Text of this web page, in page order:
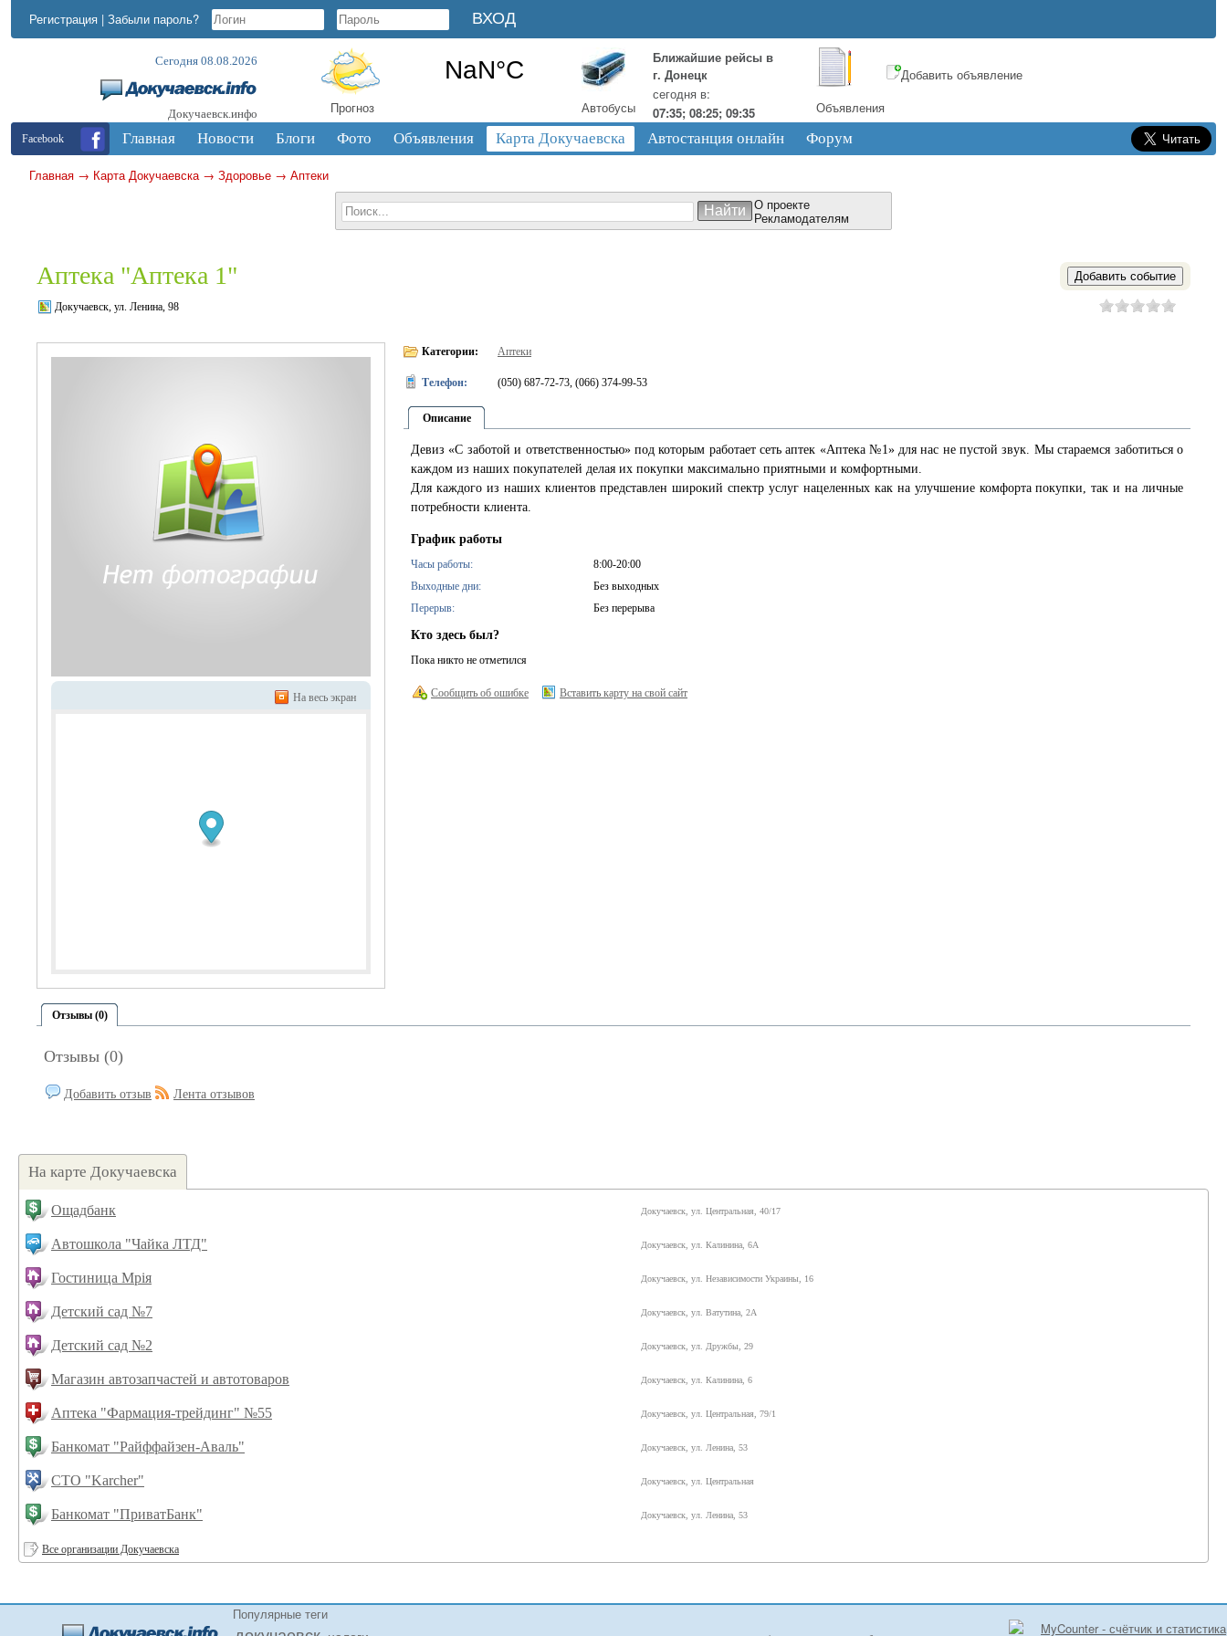
Регистрация | Забыли пароль?
Сегодня 08.08.2026
Докучаевск.инфо Прогноз Автобусы
Ближайшие рейсы в
г. Донецк
сегодня в:
07:35; 08:25; 09:35
Объявления
Добавить объявление
Facebook Главная Новости Блоги Фото Объявления Карта Докучаевска Автостанция онлайн Форум
Главная → Карта Докучаевска→ Здоровье → Аптеки
О проекте
Рекламодателям
Аптека "Аптека 1"
Докучаевск, ул. Ленина, 98
На весь экран
Категории: Аптеки
Телефон: (050) 687-72-73, (066) 374-99-53
Описание
Девиз «С заботой и ответственностью» под которым работает сеть аптек «Аптека №1» для нас не пустой звук. Мы стараемся заботиться о
каждом из наших покупателей делая их покупки максимально приятными и комфортными.
Для каждого из наших клиентов представлен широкий спектр услуг нацеленных как на улучшение комфорта покупки, так и на личные
потребности клиента.
График работы
Часы работы:
8:00-20:00
Выходные дни:
Без выходных
Перерыв:
Без перерыва
Кто здесь был?
Пока никто не отметился
Сообщить об ошибке Вставить карту на свой сайт
Отзывы (0)
Отзывы (0)
Добавить отзыв Лента отзывов
На карте Докучаевска
Ощадбанк Докучаевск, ул. Центральная, 40/17
Автошкола "Чайка ЛТД" Докучаевск, ул. Калинина, 6А
Гостиница Мрiя Докучаевск, ул. Независимости Украины, 16
Детский сад №7 Докучаевск, ул. Ватутина, 2А
Детский сад №2 Докучаевск, ул. Дружбы, 29
Магазин автозапчастей и автотоваров Докучаевск, ул. Калинина, 6
Аптека "Фармация-трейдинг" №55 Докучаевск, ул. Центральная, 79/1
Банкомат "Райффайзен-Аваль" Докучаевск, ул. Ленина, 53
СТО "Karcher" Докучаевск, ул. Центральная
Банкомат "ПриватБанк" Докучаевск, ул. Ленина, 53
Все организации Докучаевска
Популярные теги